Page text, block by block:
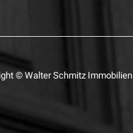
© Walter Schmitz Immobilien